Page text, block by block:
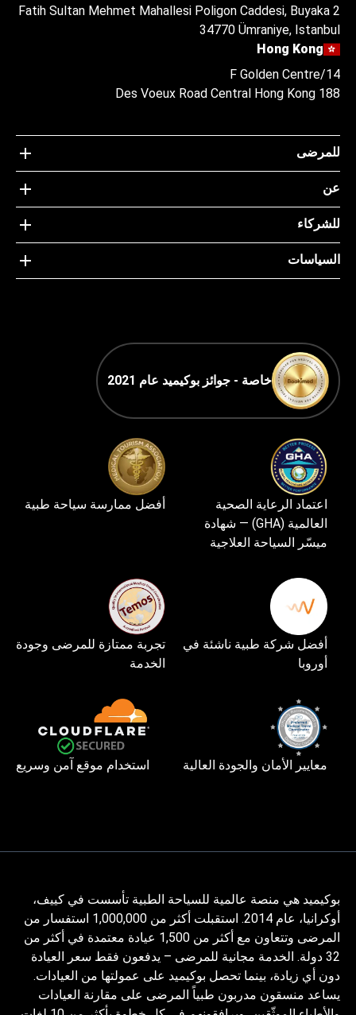
Fatih Sultan Mehmet Mahallesi Poligon Caddesi, Buyaka 2
34770 Ümraniye, Istanbul
Hong Kong
14/F Golden Centre
188 Des Voeux Road Central Hong Kong
للمرضى
عن
للشركاء
السياسات
خاصة - جوائز بوكيميد عام 2021
اعتماد الرعاية الصحية
العالمية (GHA) — شهادة
ميسّر السياحة العلاجية
أفضل ممارسة سياحة طبية
أفضل شركة طبية ناشئة في
أوروبا
تجربة ممتازة للمرضى وجودة
الخدمة
معايير الأمان والجودة العالية استخدام موقع آمن وسريع
بوكيميد هي منصة عالمية للسياحة الطبية تأسست في كييف،
أوكرانيا، عام 2014. استقبلت أكثر من 1,000,000 استفسار من
المرضى وتتعاون مع أكثر من 1,500 عيادة معتمدة في أكثر من
32 دولة. الخدمة مجانية للمرضى – يدفعون فقط سعر العيادة
دون أي زيادة، بينما تحصل بوكيميد على عمولتها من العيادات.
يساعد منسقون مدربون طبياً المرضى على مقارنة العيادات